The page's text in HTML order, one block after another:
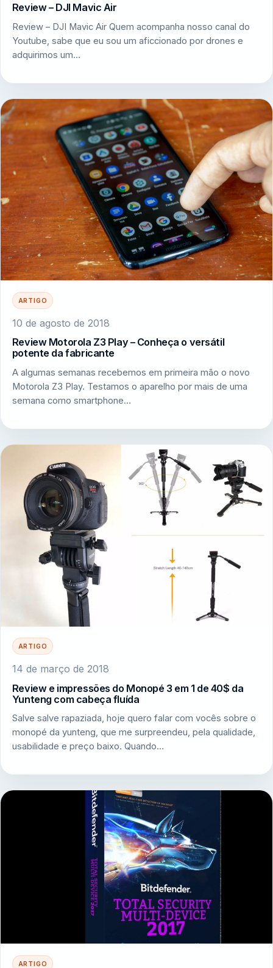
Review – DJI Mavic Air
Review – DJI Mavic Air Quem acompanha nosso canal do
Youtube, sabe que eu sou um aficcionado por drones e
adquirimos um…
ARTIGO
10 de agosto de 2018
Review Motorola Z3 Play – Conheça o versátil
potente da fabricante
A algumas semanas recebemos em primeira mão o novo
Motorola Z3 Play. Testamos o aparelho por mais de uma
semana como smartphone…
ARTIGO
14 de março de 2018
Review e impressões do Monopé 3 em 1 de 40$ da
Yunteng com cabeça fluída
Salve salve rapaziada, hoje quero falar com vocês sobre o
monopé da yunteng, que me surpreendeu, pela qualidade,
usabilidade e preço baixo. Quando…
ARTIGO